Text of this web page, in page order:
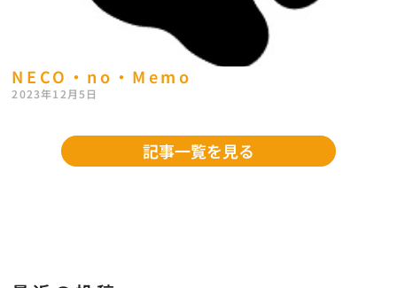
NECO・no・Memo
2023年12月5日
記事一覧を見る